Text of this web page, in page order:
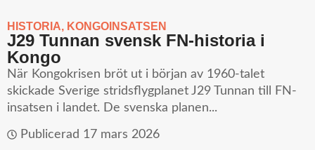
HISTORIA, KONGOINSATSEN
J29 Tunnan svensk FN-historia i
Kongo
När Kongokrisen bröt ut i början av 1960-talet
skickade Sverige stridsflygplanet J29 Tunnan till FN-
insatsen i landet. De svenska planen...
Publicerad 17 mars 2026